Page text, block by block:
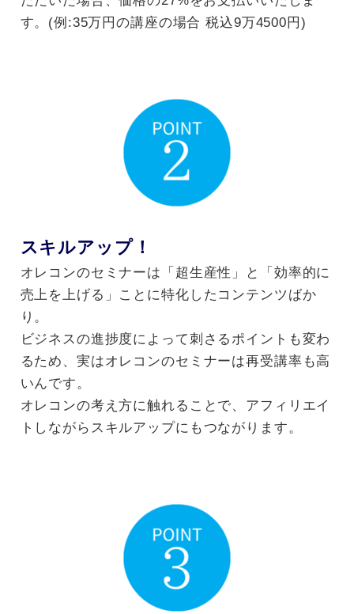
す。(例:35万円の講座の場合 税込9万4500円)
スキルアップ！
オレコンのセミナーは「超生産性」と「効率的に
売上を上げる」ことに特化したコンテンツばか
り。
ビジネスの進捗度によって刺さるポイントも変わ
るため、実はオレコンのセミナーは再受講率も高
いんです。
オレコンの考え方に触れることで、アフィリエイ
トしながらスキルアップにもつながります。